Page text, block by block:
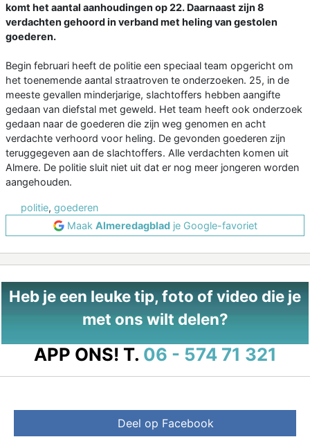
komt het aantal aanhoudingen op 22. Daarnaast zijn 8
verdachten gehoord in verband met heling van gestolen
goederen.
Begin februari heeft de politie een speciaal team opgericht om
het toenemende aantal straatroven te onderzoeken. 25, in de
meeste gevallen minderjarige, slachtoffers hebben aangifte
gedaan van diefstal met geweld. Het team heeft ook onderzoek
gedaan naar de goederen die zijn weg genomen en acht
verdachte verhoord voor heling. De gevonden goederen zijn
teruggegeven aan de slachtoffers. Alle verdachten komen uit
Almere. De politie sluit niet uit dat er nog meer jongeren worden
aangehouden.
politie, goederen
Maak Almeredagbladje Google-favoriet
Heb je een leuke tip, foto of video die je
met ons wilt delen?
APP ONS! T. 06 - 574 71 321
Deel op Facebook